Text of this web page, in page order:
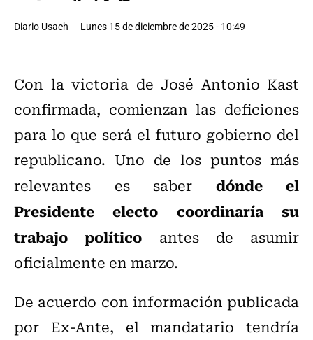
Diario Usach Lunes 15 de diciembre de 2025 - 10:49
Con la victoria de José Antonio Kast
confirmada, comienzan las deficiones
para lo que será el futuro gobierno del
republicano. Uno de los puntos más
relevantes es saber dónde el
Presidente electo coordinaría su
trabajo político antes de asumir
oficialmente en marzo.
De acuerdo con información publicada
por Ex-Ante, el mandatario tendría